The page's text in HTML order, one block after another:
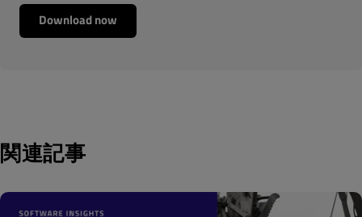
Download now
関連記事